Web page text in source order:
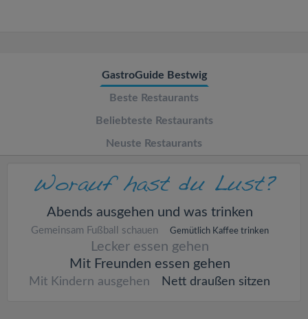
GastroGuide Bestwig
Beste Restaurants
Beliebteste Restaurants
Neuste Restaurants
Abends ausgehen und was trinken
Gemeinsam Fußball schauen Gemütlich Kaffee trinken
Lecker essen gehen
Mit Freunden essen gehen
Mit Kindern ausgehen Nett draußen sitzen